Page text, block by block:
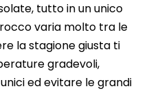
tutto in un unico
varia molto tra le
la stagione giusta ti
gradevoli,
ed evitare le grandi